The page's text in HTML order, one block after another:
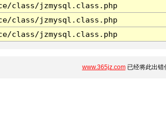
class/jzmysql.class.php
class/jzmysql.class.php
class/jzmysql.class.php
www.365jz.com已经将此出错